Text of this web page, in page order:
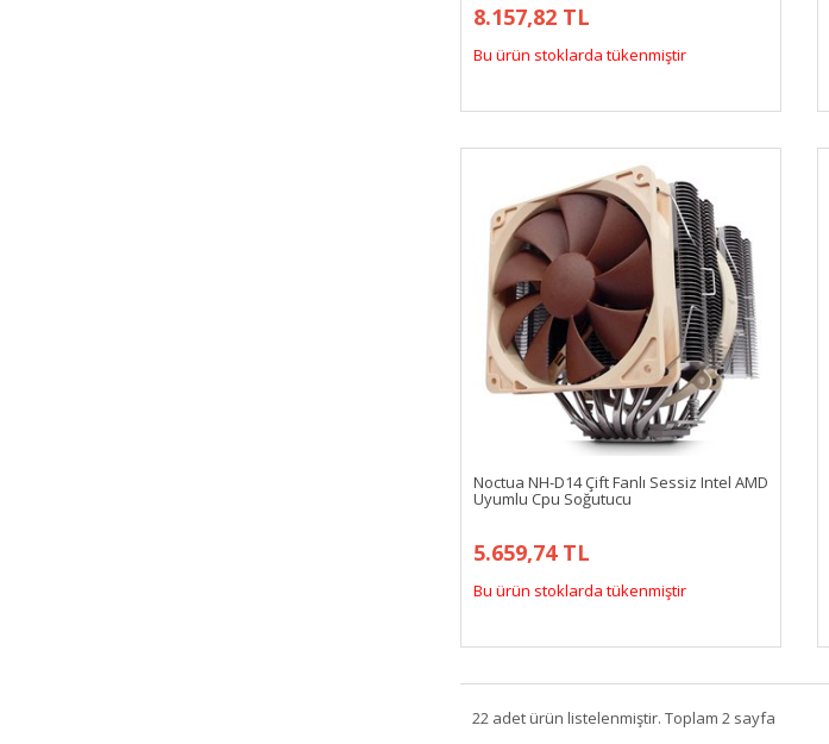
8.157,82 TL
Bu ürün stoklarda tükenmiştir
Noctua NH-D14 Çift Fanlı Sessiz Intel AMD
Uyumlu Cpu Soğutucu
5.659,74 TL
Bu ürün stoklarda tükenmiştir
22 adet ürün listelenmiştir. Toplam 2 sayfa